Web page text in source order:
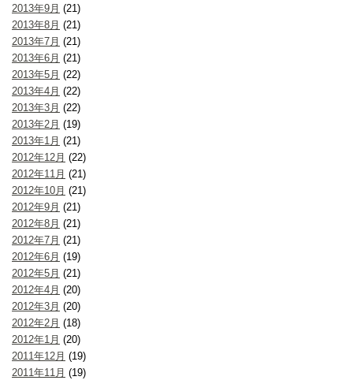
2013年9月 (21)
2013年8月 (21)
2013年7月 (21)
2013年6月 (21)
2013年5月 (22)
2013年4月 (22)
2013年3月 (22)
2013年2月 (19)
2013年1月 (21)
2012年12月 (22)
2012年11月 (21)
2012年10月 (21)
2012年9月 (21)
2012年8月 (21)
2012年7月 (21)
2012年6月 (19)
2012年5月 (21)
2012年4月 (20)
2012年3月 (20)
2012年2月 (18)
2012年1月 (20)
2011年12月 (19)
2011年11月 (19)